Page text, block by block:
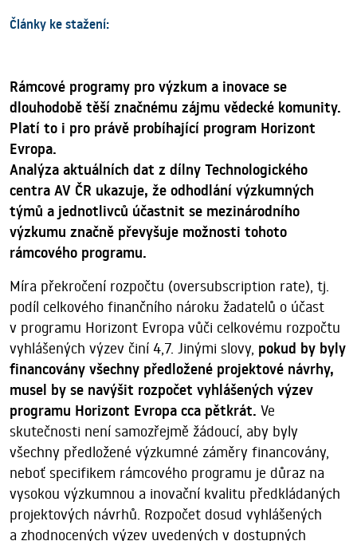
Články ke stažení:
Rámcové programy pro výzkum a inovace se
dlouhodobě těší značnému zájmu vědecké komunity.
Platí to i pro právě probíhající program Horizont
Evropa.
Analýza aktuálních dat z dílny Technologického
centra AV ČR ukazuje, že odhodlání výzkumných
týmů a jednotlivců účastnit se mezinárodního
výzkumu značně převyšuje možnosti tohoto
rámcového programu.
Míra překročení rozpočtu (oversubscription rate), tj.
podíl celkového finančního nároku žadatelů o účast
v programu Horizont Evropa vůči celkovému rozpočtu
vyhlášených výzev činí 4,7. Jinými slovy, pokud by byly
financovány všechny předložené projektové návrhy,
musel by se navýšit rozpočet vyhlášených výzev
programu Horizont Evropa cca pětkrát. Ve
skutečnosti není samozřejmě žádoucí, aby byly
všechny předložené výzkumné záměry financovány,
neboť specifikem rámcového programu je důraz na
vysokou výzkumnou a inovační kvalitu předkládaných
projektových návrhů. Rozpočet dosud vyhlášených
a zhodnocených výzev uvedených v dostupných